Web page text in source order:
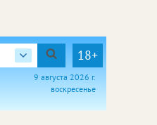
18+
9 августа 2026 г.
воскресенье